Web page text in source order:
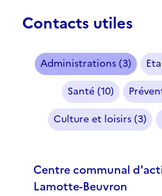
Contacts utiles
Administrations (3)
Santé (10)
Culture et loisirs (3)
Centre communal d'action sociale (CCAS) -
Lamotte-Beuvron